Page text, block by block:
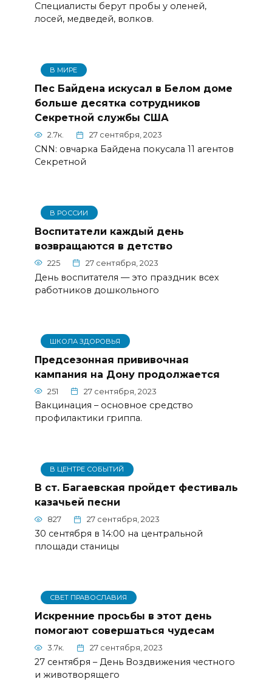
Специалисты берут пробы у оленей,
лосей, медведей, волков.
В МИРЕ
Пес Байдена искусал в Белом доме
больше десятка сотрудников
Секретной службы США
2.7к. 27 сентября, 2023
CNN: овчарка Байдена покусала 11 агентов
Секретной
В РОССИИ
Воспитатели каждый день
возвращаются в детство
225 27 сентября, 2023
День воспитателя — это праздник всех
работников дошкольного
ШКОЛА ЗДОРОВЬЯ
Предсезонная прививочная
кампания на Дону продолжается
251 27 сентября, 2023
Вакцинация – основное средство
профилактики гриппа.
В ЦЕНТРЕ СОБЫТИЙ
В ст. Багаевская пройдет фестиваль
казачьей песни
827 27 сентября, 2023
30 сентября в 14:00 на центральной
площади станицы
СВЕТ ПРАВОСЛАВИЯ
Искренние просьбы в этот день
помогают совершаться чудесам
3.7к. 27 сентября, 2023
27 сентября – День Воздвижения честного
и животворящего